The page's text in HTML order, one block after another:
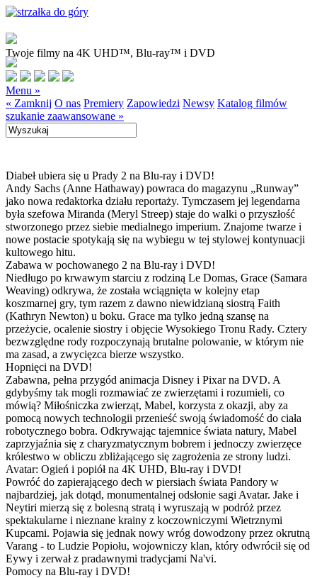
Twoje filmy na 4K UHD™, Blu-ray™ i DVD
Menu »
« Zamknij O nas Premiery Zapowiedzi Newsy Katalog filmów
szukanie zaawansowane »
Diabeł ubiera się u Prady 2 na Blu-ray i DVD!
Andy Sachs (Anne Hathaway) powraca do magazynu „Runway”
jako nowa redaktorka działu reportaży. Tymczasem jej legendarna
była szefowa Miranda (Meryl Streep) staje do walki o przyszłość
stworzonego przez siebie medialnego imperium. Znajome twarze i
nowe postacie spotykają się na wybiegu w tej stylowej kontynuacji
kultowego hitu.
Zabawa w pochowanego 2 na Blu-ray i DVD!
Niedługo po krwawym starciu z rodziną Le Domas, Grace (Samara
Weaving) odkrywa, że została wciągnięta w kolejny etap
koszmarnej gry, tym razem z dawno niewidzianą siostrą Faith
(Kathryn Newton) u boku. Grace ma tylko jedną szansę na
przeżycie, ocalenie siostry i objęcie Wysokiego Tronu Rady. Cztery
bezwzględne rody rozpoczynają brutalne polowanie, w którym nie
ma zasad, a zwycięzca bierze wszystko.
Hopnięci na DVD!
Zabawna, pełna przygód animacja Disney i Pixar na DVD. A
gdybyśmy tak mogli rozmawiać ze zwierzętami i rozumieli, co
mówią? Miłośniczka zwierząt, Mabel, korzysta z okazji, aby za
pomocą nowych technologii przenieść swoją świadomość do ciała
robotycznego bobra. Odkrywając tajemnice świata natury, Mabel
zaprzyjaźnia się z charyzmatycznym bobrem i jednoczy zwierzęce
królestwo w obliczu zbliżającego się zagrożenia ze strony ludzi.
Avatar: Ogień i popiół na 4K UHD, Blu-ray i DVD!
Powróć do zapierającego dech w piersiach świata Pandory w
najbardziej, jak dotąd, monumentalnej odsłonie sagi Avatar. Jake i
Neytiri mierzą się z bolesną stratą i wyruszają w podróż przez
spektakularne i nieznane krainy z koczowniczymi Wietrznymi
Kupcami. Pojawia się jednak nowy wróg dowodzony przez okrutną
Varang - to Ludzie Popiołu, wojowniczy klan, który odwrócił się od
Eywy i zerwał z pradawnymi tradycjami Na'vi.
Pomocy na Blu-ray i DVD!